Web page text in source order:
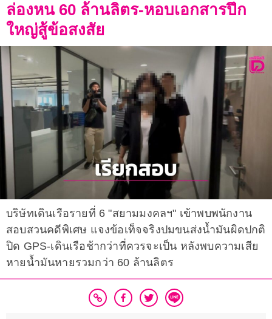
ล่องหน 60 ล้านลิตร-หอบเอกสารปึก
ใหญ่สู้ข้อสงสัย
บริษัทเดินเรือรายที่ 6 "สยามมงคลฯ" เข้าพบพนักงาน
สอบสวนคดีพิเศษ แจงข้อเท็จจริงปมขนส่งน้ำมันผิดปกติ
ปิด GPS-เดินเรือช้ากว่าที่ควรจะเป็น หลังพบความเสีย
หายน้ำมันหายรวมกว่า 60 ล้านลิตร